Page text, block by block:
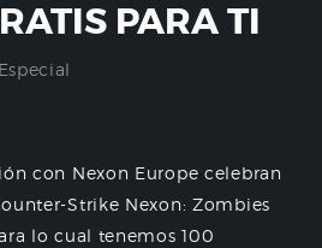
PARA TI
Especial
con Nexon Europe celebran
Strike Nexon: Zombies
lo cual tenemos 100